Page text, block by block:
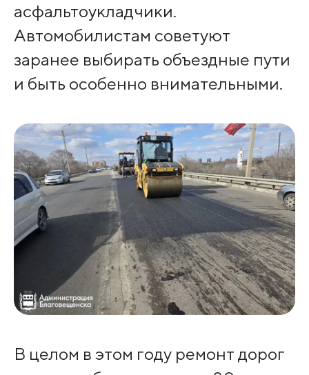
асфальтоукладчики.
Автомобилистам советуют
заранее выбирать объездные пути
и быть особенно внимательными.
В целом в этом году ремонт дорог